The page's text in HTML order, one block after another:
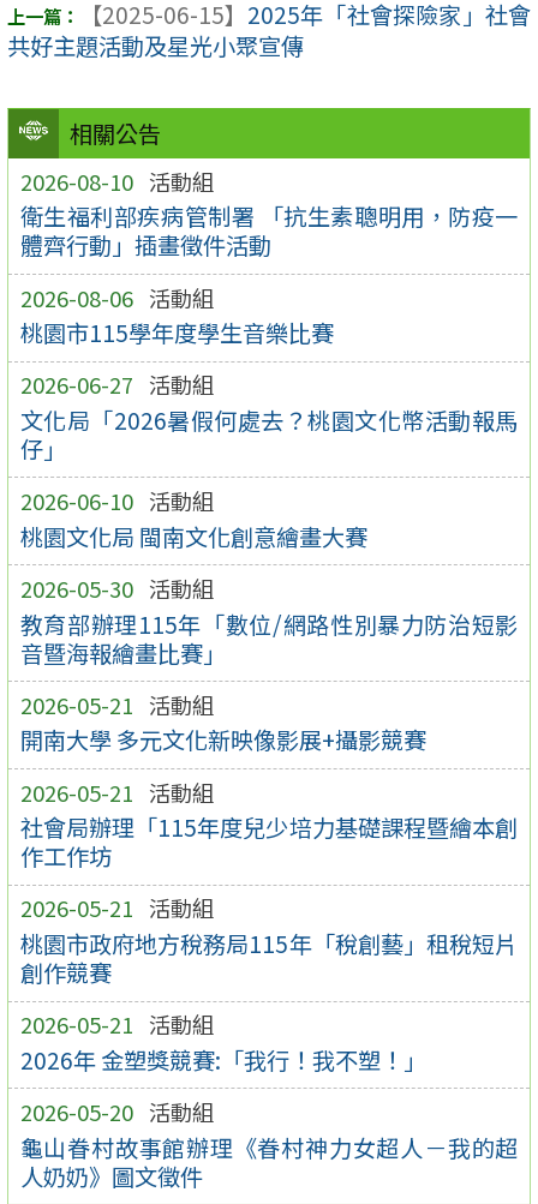
相關公告
2026-08-10 活動組
衛生福利部疾病管制署 「抗生素聰明用，防疫一
體齊行動」插畫徵件活動
2026-08-06 活動組
桃園市115學年度學生音樂比賽
2026-06-27 活動組
文化局「2026暑假何處去？桃園文化幣活動報馬
仔」
2026-06-10 活動組
桃園文化局 閩南文化創意繪畫大賽
2026-05-30 活動組
教育部辦理115年「數位/網路性別暴力防治短影
音暨海報繪畫比賽」
2026-05-21 活動組
開南大學 多元文化新映像影展+攝影競賽
2026-05-21 活動組
社會局辦理「115年度兒少培力基礎課程暨繪本創
作工作坊
2026-05-21 活動組
桃園市政府地方稅務局115年「稅創藝」租稅短片
創作競賽
2026-05-21 活動組
2026年 金塑獎競賽:「我行！我不塑！」
2026-05-20 活動組
龜山眷村故事館辦理《眷村神力女超人－我的超
人奶奶》圖文徵件
【2025-06-15】 2025年「社會探險家」社會
共好主題活動及星光小聚宣傳